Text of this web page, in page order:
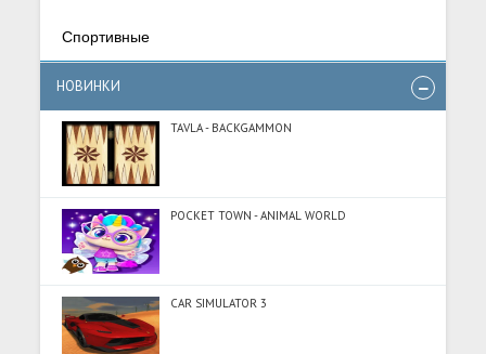
Спортивные
НОВИНКИ
TAVLA - BACKGAMMON
POCKET TOWN - ANIMAL WORLD
CAR SIMULATOR 3